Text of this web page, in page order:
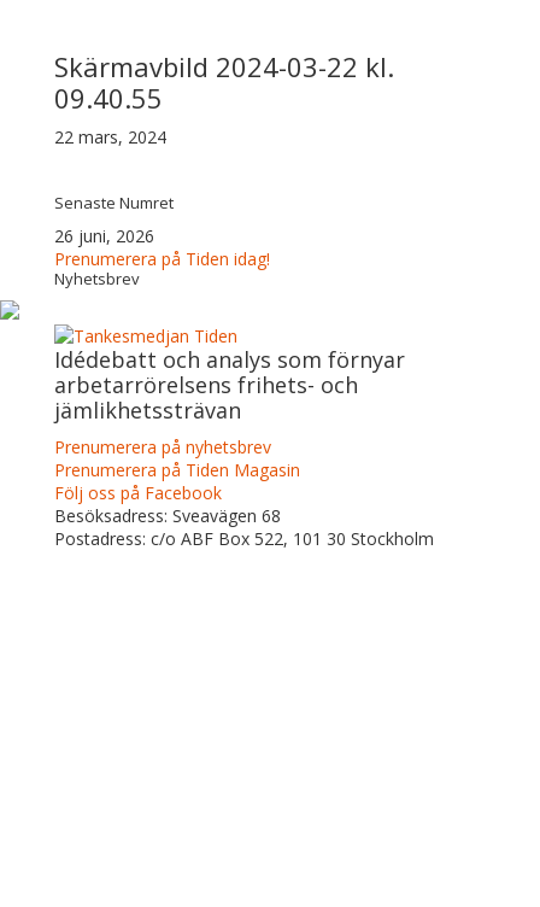
Skärmavbild 2024-03-22 kl.
09.40.55
22 mars, 2024
Senaste Numret
26 juni, 2026
Prenumerera på Tiden idag!
Nyhetsbrev
Idédebatt och analys som förnyar
arbetarrörelsens frihets- och
jämlikhetssträvan
Prenumerera på nyhetsbrev
Prenumerera på Tiden Magasin
Följ oss på Facebook
Besöksadress: Sveavägen 68
Postadress: c/o ABF Box 522, 101 30 Stockholm